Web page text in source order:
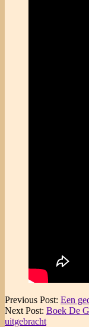
2020-
11-
04
Previous Post: Een
Next Post: Boek De
uitgebracht